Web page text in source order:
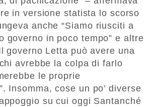
in versione statista lo scorso
anche “Siamo riusciti a
governo in poco tempo” e altre
governo Letta può avere una
avrebbe la colpa di farlo
le proprie
Insomma, cose un po’ diverse
su cui oggi Santanché